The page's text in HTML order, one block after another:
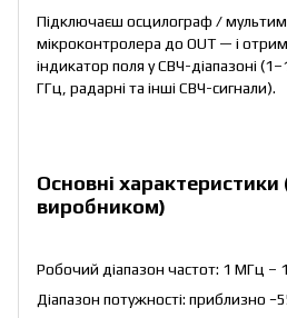
Підключаєш осцилограф /
мікроконтролера до OUT — і
індикатор поля у СВЧ-діапазоні
ГГц, радарні та інші СВЧ-сигнали).
Основні характеристики
виробником)
Робочий діапазон частот: 1 МГц
Діапазон потужності: приблизно